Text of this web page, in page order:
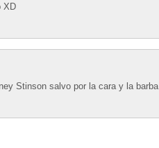
XD
Stinson salvo por la cara y la barba